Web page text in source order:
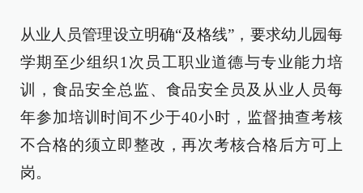
从业人员管理设立明确“及格线”，要求幼儿园每
学期至少组织1次员工职业道德与专业能力培
训，食品安全总监、食品安全员及从业人员每
年参加培训时间不少于40小时，监督抽查考核
不合格的须立即整改，再次考核合格后方可上
岗。